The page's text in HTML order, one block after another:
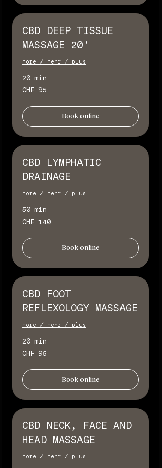
CBD DEEP TISSUE
MASSAGE 20'
more / mehr / plus
20 min
95
Schweizer
CHF 95
Book online
CBD LYMPHATIC
DRAINAGE
more / mehr / plus
50 min
140
Schweizer
CHF 140
Book online
CBD FOOT
REFLEXOLOGY MASSAGE
more / mehr / plus
20 min
95
Schweizer
CHF 95
Book online
CBD NECK, FACE AND
HEAD MASSAGE
more / mehr / plus